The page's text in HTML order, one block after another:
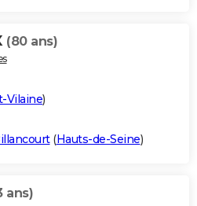
(80 ans)
Vilaine)
(Hauts-de-Seine)
ans)